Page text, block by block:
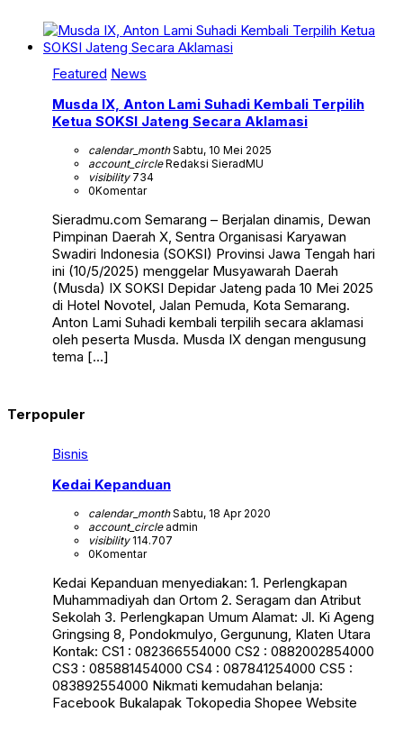
Featured News
Musda IX, Anton Lami Suhadi Kembali Terpilih
Ketua SOKSI Jateng Secara Aklamasi
calendar_monthSabtu, 10 Mei 2025
account_circleRedaksi SieradMU
visibility734
0Komentar
Sieradmu.com Semarang – Berjalan dinamis, Dewan
Pimpinan Daerah X, Sentra Organisasi Karyawan
Swadiri Indonesia (SOKSI) Provinsi Jawa Tengah hari
ini (10/5/2025) menggelar Musyawarah Daerah
(Musda) IX SOKSI Depidar Jateng pada 10 Mei 2025
di Hotel Novotel, Jalan Pemuda, Kota Semarang.
Anton Lami Suhadi kembali terpilih secara aklamasi
oleh peserta Musda. Musda IX dengan mengusung
tema […]
Terpopuler
Bisnis
Kedai Kepanduan
calendar_monthSabtu, 18 Apr 2020
account_circleadmin
visibility114.707
0Komentar
Kedai Kepanduan menyediakan: 1. Perlengkapan
Muhammadiyah dan Ortom 2. Seragam dan Atribut
Sekolah 3. Perlengkapan Umum Alamat: Jl. Ki Ageng
Gringsing 8, Pondokmulyo, Gergunung, Klaten Utara
Kontak: CS1 : 082366554000 CS2 : 0882002854000
CS3 : 085881454000 CS4 : 087841254000 CS5 :
083892554000 Nikmati kemudahan belanja:
Facebook Bukalapak Tokopedia Shopee Website